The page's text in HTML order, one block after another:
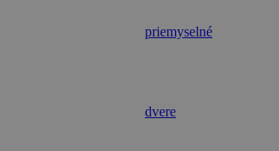
priemyselné
dvere